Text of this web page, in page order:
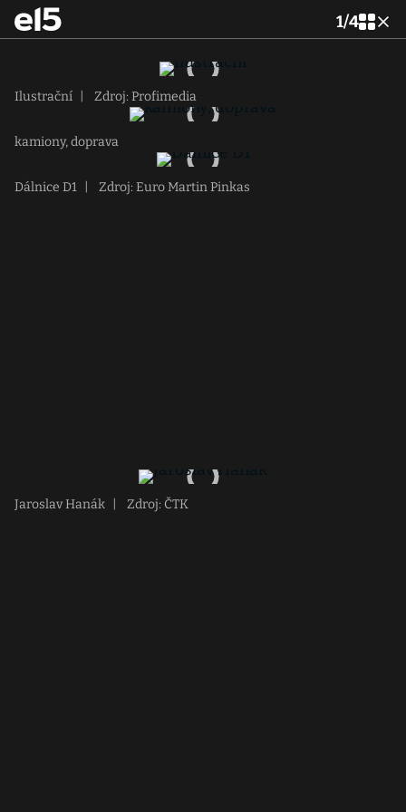
1/4
Ilustrační Zdroj: Profimedia
kamiony, doprava
Dálnice D1 Zdroj: Euro Martin Pinkas
Jaroslav Hanák Zdroj: ČTK